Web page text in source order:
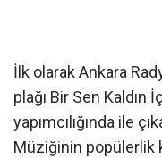
İlk olarak Ankara
plağı Bir Sen Kaldın
yapımcılığında ile
Müziğinin popülerlik